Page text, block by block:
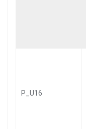
P_U16